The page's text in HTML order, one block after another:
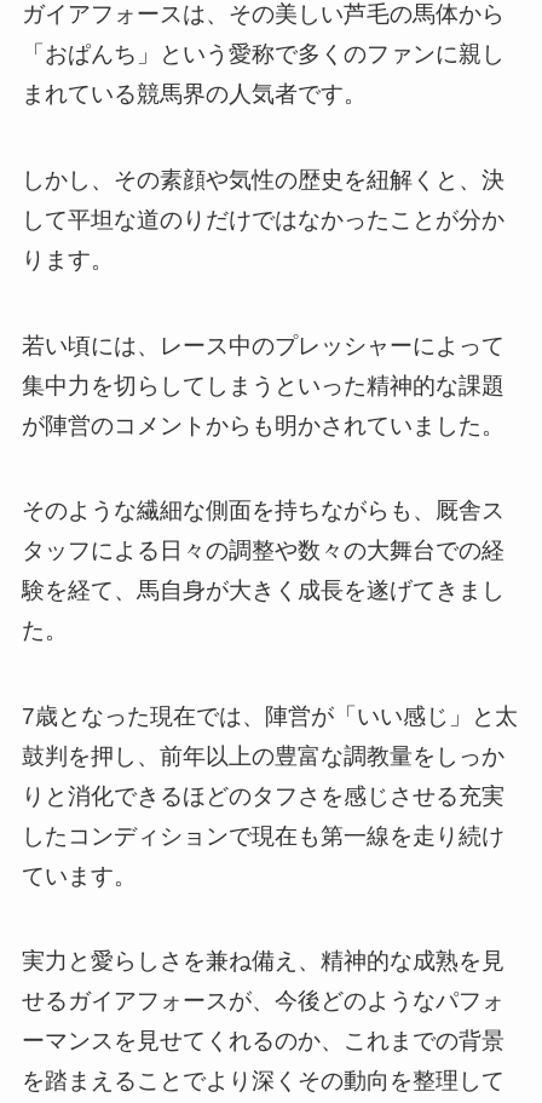
ガイアフォースは、その美しい芦毛の馬体から
「おぱんち」という愛称で多くのファンに親し
まれている競馬界の人気者です。
しかし、その素顔や気性の歴史を紐解くと、決
して平坦な道のりだけではなかったことが分か
ります。
若い頃には、レース中のプレッシャーによって
集中力を切らしてしまうといった精神的な課題
が陣営のコメントからも明かされていました。
そのような繊細な側面を持ちながらも、厩舎ス
タッフによる日々の調整や数々の大舞台での経
験を経て、馬自身が大きく成長を遂げてきまし
た。
7歳となった現在では、陣営が「いい感じ」と太
鼓判を押し、前年以上の豊富な調教量をしっか
りと消化できるほどのタフさを感じさせる充実
したコンディションで現在も第一線を走り続け
ています。
実力と愛らしさを兼ね備え、精神的な成熟を見
せるガイアフォースが、今後どのようなパフォ
ーマンスを見せてくれるのか、これまでの背景
を踏まえることでより深くその動向を整理して